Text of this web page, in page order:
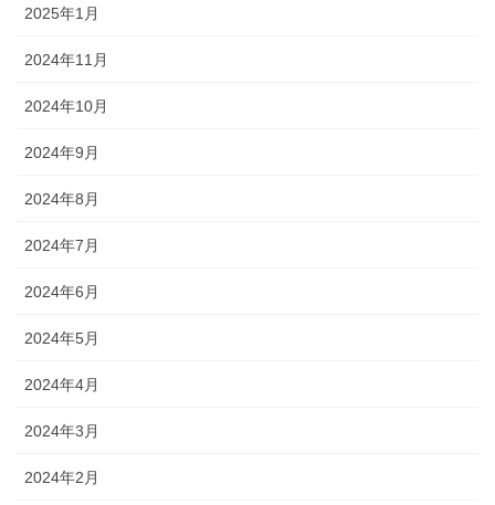
2025年1月
2024年11月
2024年10月
2024年9月
2024年8月
2024年7月
2024年6月
2024年5月
2024年4月
2024年3月
2024年2月